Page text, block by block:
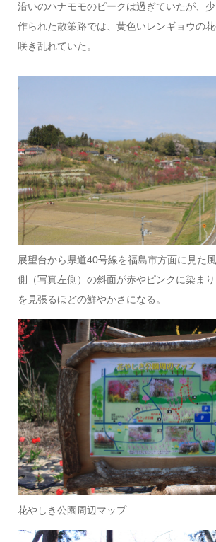
沿いのハナモモのピークは過ぎていたが、
作られた散策路では、黄色いレンギョウの
咲き乱れていた。
展望台から県道40号線を福島市方面に見た
側（写真左側）の斜面が赤やピンクに染ま
を見張るほどの鮮やかさになる。
花やしき公園周辺マップ